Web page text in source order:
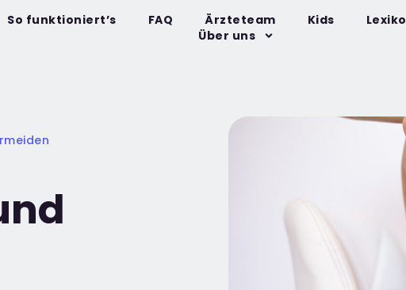
So funktioniert’s FAQ Ärzteteam Kids
Über uns